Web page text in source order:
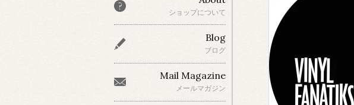
ショップについて
Blog
ブログ
Mail Magazine
メールマガジン